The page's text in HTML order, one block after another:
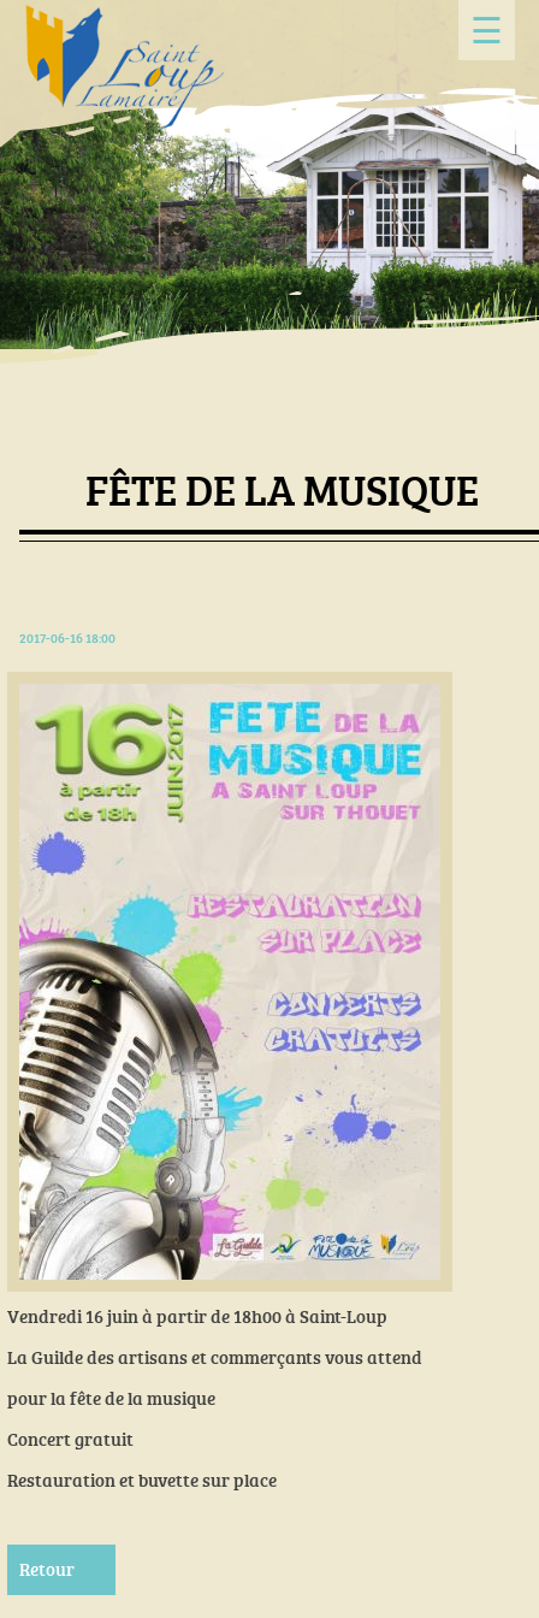
Panneau de gestion des cookies ☰
FÊTE DE LA MUSIQUE
2017-06-16 18:00
Vendredi 16 juin à partir de 18h00 à Saint-Loup
La Guilde des artisans et commerçants vous attend
pour la fête de la musique
Concert gratuit
Restauration et buvette sur place
Retour